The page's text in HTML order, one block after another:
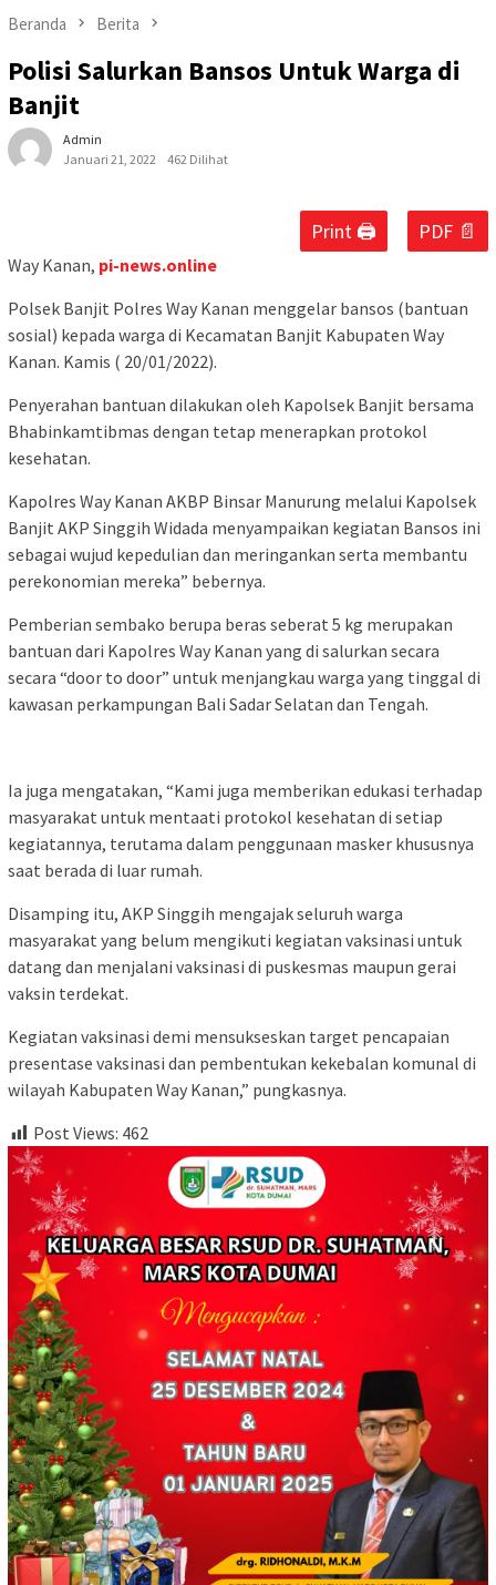
Beranda Berita
Polisi Salurkan Bansos Untuk Warga di
Banjit
Admin
Januari 21, 2022
462 Dilihat
Print 🖨 PDF 📄
Way Kanan, pi-news.online
Polsek Banjit Polres Way Kanan menggelar bansos (bantuan
sosial) kepada warga di Kecamatan Banjit Kabupaten Way
Kanan. Kamis ( 20/01/2022).
Penyerahan bantuan dilakukan oleh Kapolsek Banjit bersama
Bhabinkamtibmas dengan tetap menerapkan protokol
kesehatan.
Kapolres Way Kanan AKBP Binsar Manurung melalui Kapolsek
Banjit AKP Singgih Widada menyampaikan kegiatan Bansos ini
sebagai wujud kepedulian dan meringankan serta membantu
perekonomian mereka” bebernya.
Pemberian sembako berupa beras seberat 5 kg merupakan
bantuan dari Kapolres Way Kanan yang di salurkan secara
secara “door to door” untuk menjangkau warga yang tinggal di
kawasan perkampungan Bali Sadar Selatan dan Tengah.
Ia juga mengatakan, “Kami juga memberikan edukasi terhadap
masyarakat untuk mentaati protokol kesehatan di setiap
kegiatannya, terutama dalam penggunaan masker khususnya
saat berada di luar rumah.
Disamping itu, AKP Singgih mengajak seluruh warga
masyarakat yang belum mengikuti kegiatan vaksinasi untuk
datang dan menjalani vaksinasi di puskesmas maupun gerai
vaksin terdekat.
Kegiatan vaksinasi demi mensukseskan target pencapaian
presentase vaksinasi dan pembentukan kekebalan komunal di
wilayah Kabupaten Way Kanan,” pungkasnya.
Post Views: 462